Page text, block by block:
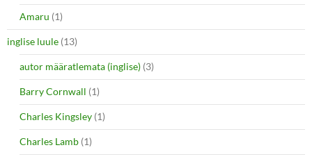
Amaru (1)
inglise luule (13)
autor määratlemata (inglise) (3)
Barry Cornwall (1)
Charles Kingsley (1)
Charles Lamb (1)